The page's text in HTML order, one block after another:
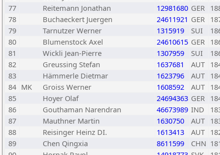
77
Reitemann Jonathan 12981680 GER
78
Buchaeckert Juergen 24611921 GER
79
Tarnutzer Werner 1315919 SUI
80
Blumenstock Axel 24610615 GER
81
Wickli Jean-Pierre 1307959 SUI
82
Greussing Stefan 1637681 AUT
83
Hämmerle Dietmar 1623796 AUT
84 MK Groiss Werner 1608592 AUT
85
Hoyer Olaf 24694363 GER
86
Gouthaman Narendran 46673989 IND
87
Mauthner Martin 1630750 AUT
88
Reisinger Heinz DI. 1613413 AUT
89
Chen Qingxia 8611599 CHN